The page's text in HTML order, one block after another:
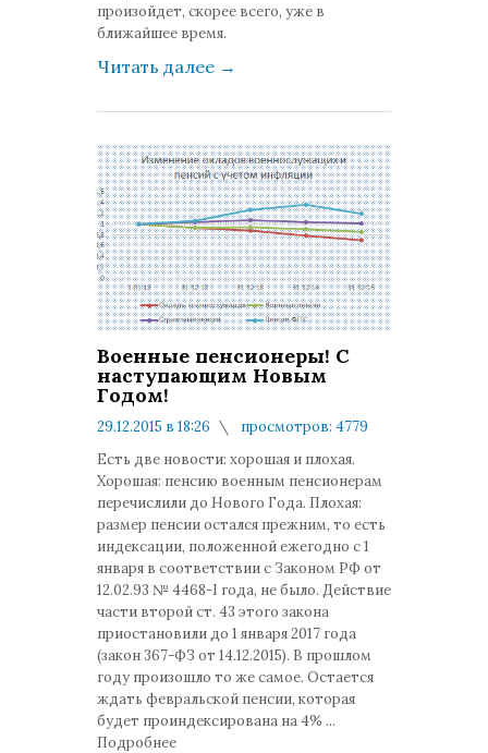
произойдет, скорее всего, уже в
ближайшее время.
Читать далее →
Военные пенсионеры! С
наступающим Новым
Годом!
29.12.2015 в 18:26
просмотров: 4779
Есть две новости: хорошая и плохая.
Хорошая: пенсию военным пенсионерам
перечислили до Нового Года. Плохая:
размер пенсии остался прежним, то есть
индексации, положенной ежегодно с 1
января в соответствии с Законом РФ от
12.02.93 № 4468-I года, не было. Действие
части второй ст. 43 этого закона
приостановили до 1 января 2017 года
(закон 367-ФЗ от 14.12.2015). В прошлом
году произошло то же самое. Остается
ждать февральской пенсии, которая
будет проиндексирована на 4% ...
Подробнее